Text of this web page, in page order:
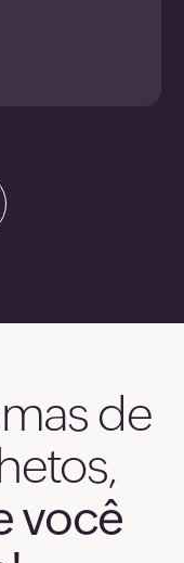
de
você